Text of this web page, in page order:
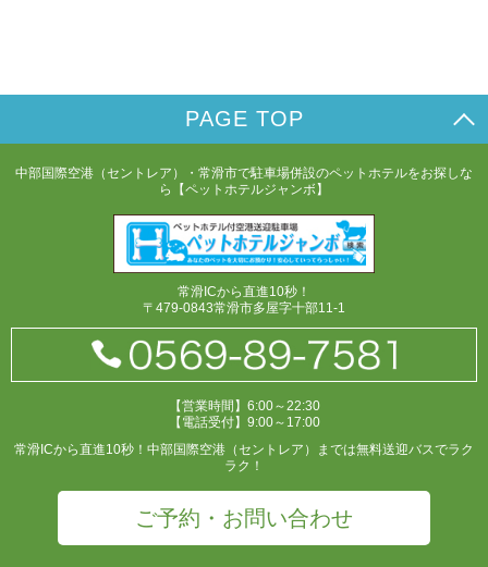
PAGE TOP
中部国際空港（セントレア）・常滑市で駐車場併設のペットホテルをお探しな
ら【ペットホテルジャンボ】
常滑ICから直進10秒！
〒479-0843常滑市多屋字十部11-1
【営業時間】6:00～22:30
【電話受付】9:00～17:00
常滑ICから直進10秒！中部国際空港（セントレア）までは無料送迎バスでラク
ラク！
ご予約・お問い合わせ